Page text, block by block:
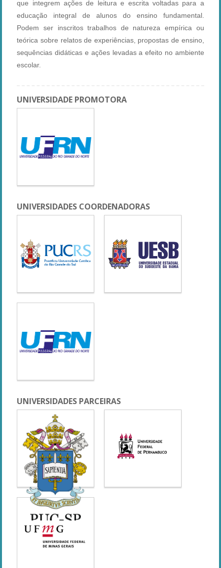
que integrem ações de leitura e escrita voltadas para a
educação integral de alunos do ensino fundamental.
Podem ser inscritos trabalhos de natureza empírica ou
teórica sobre relatos de experiências, propostas de ensino,
sequências didáticas e ações levadas a efeito no ambiente
escolar.
UNIVERSIDADE PROMOTORA
UNIVERSIDADES COORDENADORAS
UNIVERSIDADES PARCEIRAS